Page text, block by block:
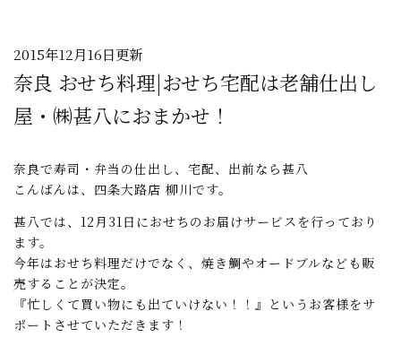
2015年12月16日更新
奈良 おせち料理|おせち宅配は老舗仕出し
屋・㈱甚八におまかせ！
奈良で寿司・弁当の仕出し、宅配、出前なら甚八
こんばんは、四条大路店 柳川です。
甚八では、12月31日におせちのお届けサービスを行っており
ます。
今年はおせち料理だけでなく、焼き鯛やオードブルなども販
売することが決定。
『忙しくて買い物にも出ていけない！！』というお客様をサ
ポートさせていただきます！